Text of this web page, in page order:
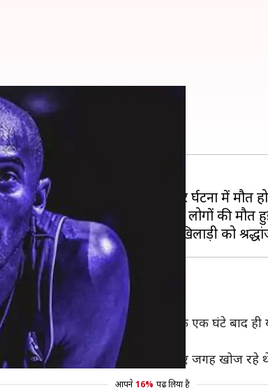
दिग्गज कोबे ब्रायंट?
लेजेंड कोबे ब्रायंट की हेलीकॉप्टर दुर्घटना में मौत
जा रहा है कि इस दुर्घटना में कुल नौ लोगों की मौत
एयरपोर्ट से उड़ान भरी थी और इसके एक घंटे बाद ही यह
यह जमीन पर गिर गया।
था और शायद वे लोग लैंड करने के लिए जगह खोज रहे
आपने 16% पढ़ लिया है